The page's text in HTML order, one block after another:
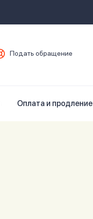
Подать обращение
Оплата и продление